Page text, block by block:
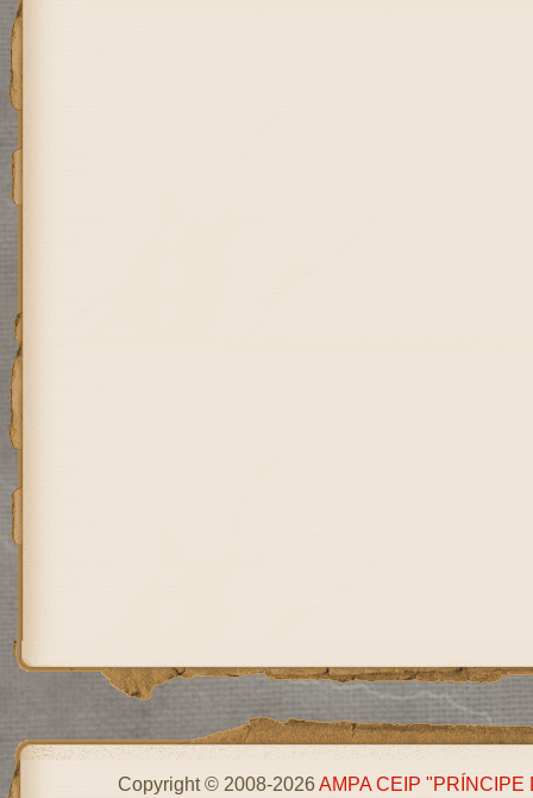
Copyright © 2008-2026AMPA CEIP "PRÍNCIPE